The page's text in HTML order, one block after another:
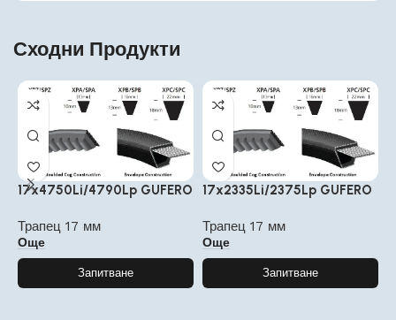
Сходни Продукти
17x4750Li/4790Lp GUFERO
Трапец 17 мм
Още
Запитване
17x2335Li/2375Lp GUFERO
Трапец 17 мм
Още
Запитване